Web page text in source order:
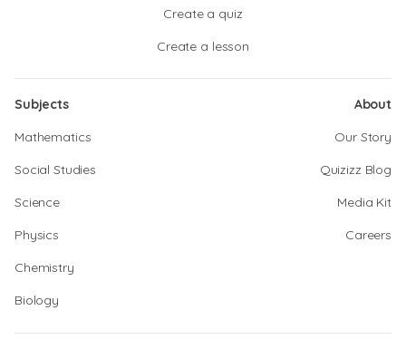
Create a quiz
Create a lesson
Subjects
Mathematics
Social Studies
Science
Physics
Chemistry
Biology
About
Our Story
Quizizz Blog
Media Kit
Careers